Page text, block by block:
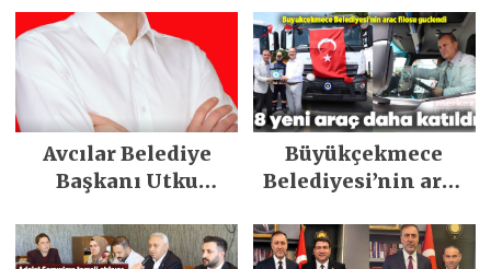
Avcılar Belediye
Başkanı Utku
tahliye edildi
Büyükçekmece
Belediyesi’nin araç